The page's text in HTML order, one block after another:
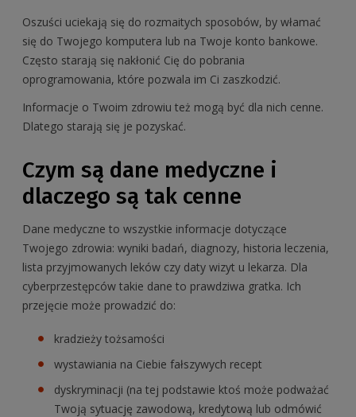
Oszuści uciekają się do rozmaitych sposobów, by włamać
się do Twojego komputera lub na Twoje konto bankowe.
Często starają się nakłonić Cię do pobrania
oprogramowania, które pozwala im Ci zaszkodzić.
Informacje o Twoim zdrowiu też mogą być dla nich cenne.
Dlatego starają się je pozyskać.
Czym są dane medyczne i
dlaczego są tak cenne
Dane medyczne to wszystkie informacje dotyczące
Twojego zdrowia: wyniki badań, diagnozy, historia leczenia,
lista przyjmowanych leków czy daty wizyt u lekarza. Dla
cyberprzestępców takie dane to prawdziwa gratka. Ich
przejęcie może prowadzić do:
kradzieży tożsamości
wystawiania na Ciebie fałszywych recept
dyskryminacji (na tej podstawie ktoś może podważać
Twoją sytuację zawodową, kredytową lub odmówić